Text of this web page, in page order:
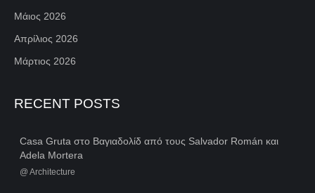
Μάιος 2026
Απρίλιος 2026
Μάρτιος 2026
RECENT POSTS
Casa Gruta στο Βαγιαδολίδ από τους Salvador Román και
Adela Mortera
@ Architecture